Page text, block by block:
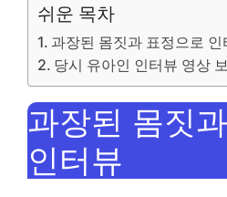
쉬운 목차
과장된 몸짓과 표정으로 인
당시 유아인 인터뷰 영상
과장된 몸짓
인터뷰